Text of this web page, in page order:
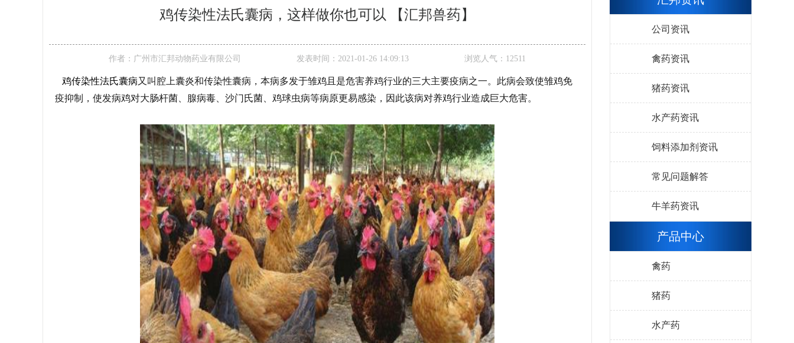
鸡传染性法氏囊病，这样做你也可以 【汇邦兽药】
作者： 广州市汇邦动物药业有限公司 发表时间： 2021-01-26 14:09:13 浏览人气： 12511
鸡传染性法氏囊病又叫腔上囊炎和传染性囊病，本病多发于雏鸡且是危害养鸡行业的三大主要疫病之一。此病会致使雏鸡免
疫抑制，使发病鸡对大肠杆菌、腺病毒、沙门氏菌、鸡球虫病等病原更易感染，因此该病对养鸡行业造成巨大危害。
公司资讯
禽药资讯
猪药资讯
水产药资讯
饲料添加剂资讯
常见问题解答
牛羊药资讯
产品中心
禽药
猪药
水产药